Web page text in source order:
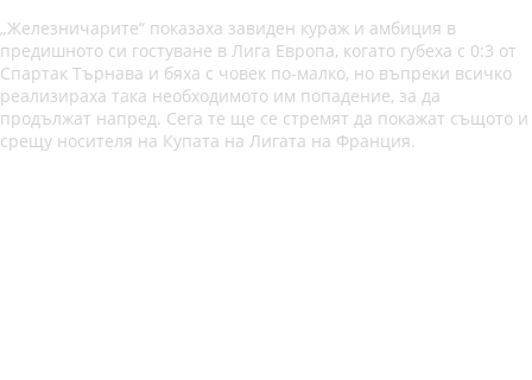
„Железничарите“ показаха завиден кураж и амбиция в
предишното си гостуване в Лига Европа, когато губеха с 0:3 от
Спартак Търнава и бяха с човек по-малко, но въпреки всичко
реализираха така необходимото им попадение, за да
продължат напред. Сега те ще се стремят да покажат същото и
срещу носителя на Купата на Лигата на Франция.